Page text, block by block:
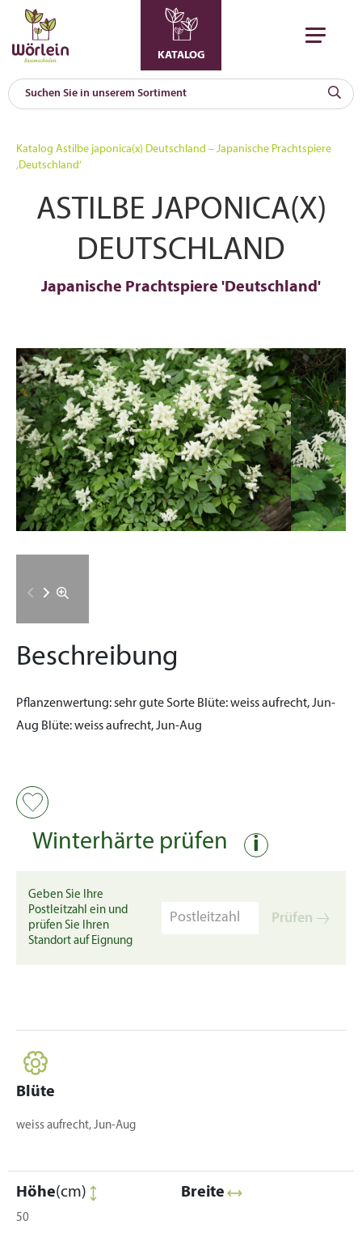
KATALOG
Katalog Astilbe japonica(x) Deutschland – Japanische Prachtspiere
‚Deutschland‘
ASTILBE JAPONICA(X)
DEUTSCHLAND
Japanische Prachtspiere 'Deutschland'
Beschreibung
Pflanzenwertung:sehr gute Sorte Blüte:weiss aufrecht, Jun-
Aug Blüte:weiss aufrecht, Jun-Aug
Winterhärte prüfen i
Geben Sie Ihre
Postleitzahl ein und
prüfen Sie Ihren
Standort auf Eignung
Prüfen
Blüte
weiss aufrecht, Jun-Aug
Höhe(cm)
50
Breite